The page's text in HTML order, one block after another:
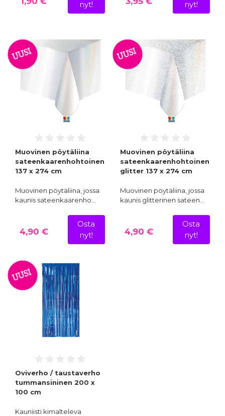
nyt! nyt!
UUSI
Muovinen pöytäliina
sateenkaarenhohtoinen
137 x 274 cm
Muovinen pöytäliina, jossa
kaunis sateenkaarenho…
4,90 €
Osta
nyt!
UUSI
Muovinen pöytäliina
sateenkaarenhohtoinen
glitter 137 x 274 cm
Muovinen pöytäliina, jossa
kaunis glitterinen sateen…
4,90 €
Osta
nyt!
UUSI
Oviverho / taustaverho
tummansininen 200 x
100 cm
Kauniisti kimalteleva